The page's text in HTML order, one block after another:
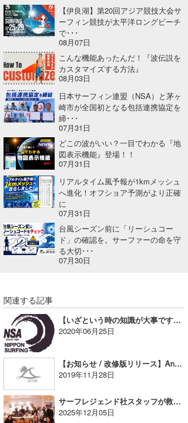
【伊良湖】第20回アジア競技大会サ
ーフィン競技が太平洋ロングビーチ
で･･･
08月07日
こんな機能あったんだ！『波伝説を
カスタマイズする方法』
08月03日
日本サーフィン連盟（NSA）と茅ヶ
崎市が全国初となる包括連携協定を
締･･･
07月31日
どこの波がいい？一目でわかる『地
図表示機能』登場！！
07月31日
リアルタイム風予報が1kmメッシュ
へ進化！オフショア予測がより正確
に
07月31日
台風シーズン前に「リーシュコー
ド」の確認を。サーファーの命を守
る大切･･･
07月30日
関連する記事
【いざという時の知識が大事です】NSAより、夏の安全な海岸利用についてご協力のお願い
2020年06月25日
【お知らせ / 改修版リリース】Androidアプリをご利用のお客様へ
2019年11月28日
サーフレジェンド社スタッフが救命講習を受講しました
2025年12月05日
mitz
OYZ
S.K
Soulman
VAGY
waka☆=
YUKI☆
たっちー
ハンマー
まっきー
三輪予報士
上田純子
上條将美
唐澤予報士
SancheZ
ゴン
米山予報士